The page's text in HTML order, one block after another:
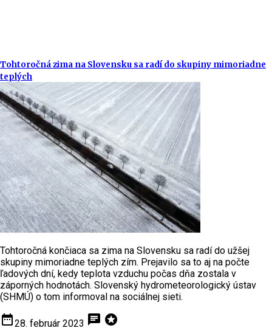
Tohtoročná zima na Slovensku sa radí do skupiny mimoriadne
teplých
Tohtoročná končiaca sa zima na Slovensku sa radí do užšej
skupiny mimoriadne teplých zím. Prejavilo sa to aj na počte
ľadových dní, kedy teplota vzduchu počas dňa zostala v
záporných hodnotách. Slovenský hydrometeorologický ústav
(SHMÚ) o tom informoval na sociálnej sieti.
date_range28. február 2023 chat stars